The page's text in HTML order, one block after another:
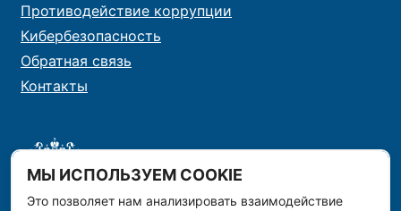
МЫ ИСПОЛЬЗУЕМ COOKIE
Это позволяет нам анализировать взаимодействие
Противодействие коррупции
Кибербезопасность
Обратная связь
Контакты